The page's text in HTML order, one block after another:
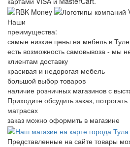
Наши
преимущества:
самые низкие цены на мебель в Туле
есть возможность самовывоза - мы
клиентам доставку
красивая и недорогая мебель
большой выбор товаров
наличие розничных магазинов с
Приходите обсудить заказ,
матрасах
заказ можно оформить в магазине
Представленные на сайте товары